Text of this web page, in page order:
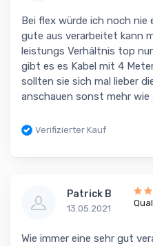
Bei flex würde ich noch
gute aus verarbeitet kann
leistungs Verhältnis top
gibt es es Kabel mit 4
sollten sie sich mal lieber
anschauen sonst mehr wie
Verifizierter Kauf
Patrick B
13.05.2021
Wie immer eine sehr gut